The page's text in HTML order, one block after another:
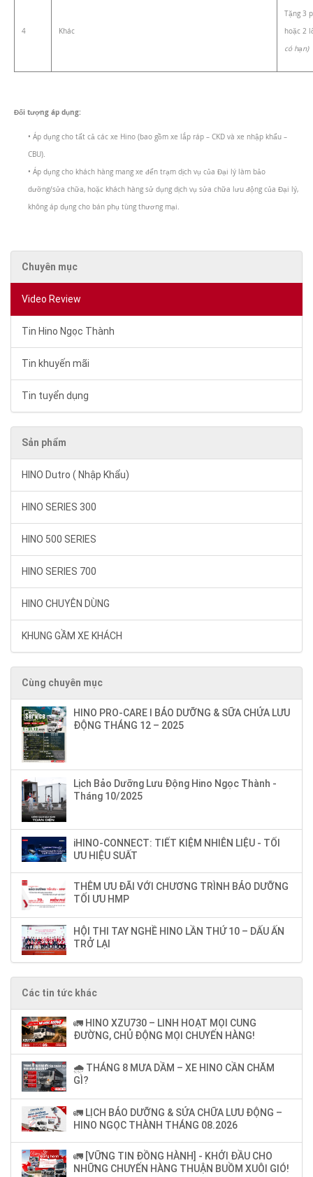
4 Khác
Tặng 3
hoặc 2
có hạn)
Đối tượng áp dụng:
• Áp dụng cho tất cả các xe Hino (bao gồm xe lắp ráp – CKD và xe nhập khẩu –
CBU).
• Áp dụng cho khách hàng mang xe đến trạm dịch vụ của Đại lý làm bảo
dưỡng/sửa chữa, hoặc khách hàng sử dụng dịch vụ sửa chữa lưu động của Đại lý,
không áp dụng cho bán phụ tùng thương mại.
Chuyên mục
Video Review
Tin Hino Ngọc Thành
Tin khuyến mãi
Tin tuyển dụng
Sản phẩm
HINO Dutro ( Nhập Khẩu)
HINO SERIES 300
HINO 500 SERIES
HINO SERIES 700
HINO CHUYÊN DÙNG
KHUNG GẦM XE KHÁCH
Cùng chuyên mục
HINO PRO-CARE I BẢO DƯỠNG & SỮA CHỬA LƯU
ĐỘNG THÁNG 12 – 2025
Lịch Bảo Dưỡng Lưu Động Hino Ngọc Thành -
Tháng 10/2025
iHINO-CONNECT: TIẾT KIỆM NHIÊN LIỆU - TỐI
ƯU HIỆU SUẤT
THÊM ƯU ĐÃI VỚI CHƯƠNG TRÌNH BẢO DƯỠNG
TỐI ƯU HMP
HỘI THI TAY NGHỀ HINO LẦN THỨ 10 – DẤU ẤN
TRỞ LẠI
Các tin tức khác
🚛 HINO XZU730 – LINH HOẠT MỌI CUNG
ĐƯỜNG, CHỦ ĐỘNG MỌI CHUYẾN HÀNG!
🌧️ THÁNG 8 MƯA DẦM – XE HINO CẦN CHĂM
GÌ?
🚛 LỊCH BẢO DƯỠNG & SỬA CHỮA LƯU ĐỘNG –
HINO NGỌC THÀNH THÁNG 08.2026
🚛 [VỮNG TIN ĐỒNG HÀNH] - KHỞI ĐẦU CHO
NHỮNG CHUYẾN HÀNG THUẬN BUỒM XUÔI GIÓ!